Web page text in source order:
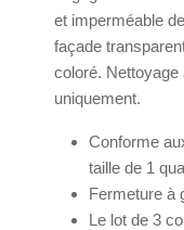
et imperméable
façade
coloré. Nettoyage
uniquement.
Conforme
taille de 1
Fermeture à
Le lot de 3